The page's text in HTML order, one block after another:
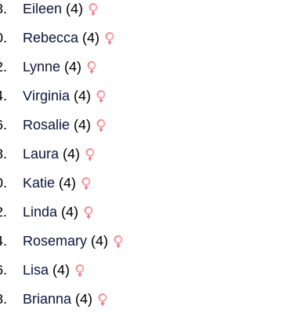
Eileen (4)
Rebecca(4)
Lynne(4)
Virginia(4)
Rosalie(4)
Laura(4)
Katie(4)
Linda(4)
Rosemary(4)
Lisa(4)
Brianna(4)